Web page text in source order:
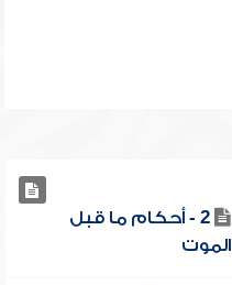
2 - أحكام ما قبل
الموت